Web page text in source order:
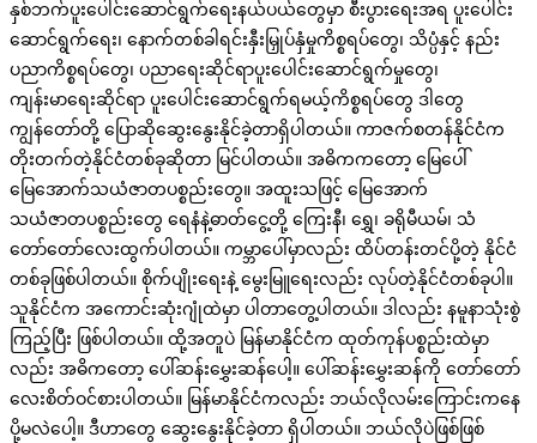
နှစ်ဘက်ပူးပေါင်းဆောင်ရွက်ရေးနယ်ပယ်တွေမှာ စီးပွားရေးအရ ပူးပေါင်း
ဆောင်ရွက်ရေး၊ နောက်တစ်ခါရင်းနှီးမြှုပ်နှံမှုကိစ္စရပ်တွေ၊ သိပ္ပံနှင့် နည်း
ပညာကိစ္စရပ်တွေ၊ ပညာရေးဆိုင်ရာပူးပေါင်းဆောင်ရွက်မှုတွေ၊
ကျန်းမာရေးဆိုင်ရာ ပူးပေါင်းဆောင်ရွက်ရမယ့်ကိစ္စရပ်တွေ ဒါတွေ
ကျွန်တော်တို့ ပြောဆိုဆွေးနွေးနိုင်ခဲ့တာရှိပါတယ်။ ကာဇက်စတန်နိုင်ငံက
တိုးတက်တဲ့နိုင်ငံတစ်ခုဆိုတာ မြင်ပါတယ်။ အဓိကကတော့ မြေပေါ်
မြေအောက်သယံဇာတပစ္စည်းတွေ။ အထူးသဖြင့် မြေအောက်
သယံဇာတပစ္စည်းတွေ ရေနံနဲ့ဓာတ်ငွေ့တို့ ကြေးနီ၊ ရွှေ၊ ခရိုမီယမ်၊ သံ
တော်တော်လေးထွက်ပါတယ်။ ကမ္ဘာပေါ်မှာလည်း ထိပ်တန်းတင်ပို့တဲ့ နိုင်ငံ
တစ်ခုဖြစ်ပါတယ်။ စိုက်ပျိုးရေးနဲ့ မွေးမြူရေးလည်း လုပ်တဲ့နိုင်ငံတစ်ခုပါ။
သူနိုင်ငံက အကောင်းဆုံးဂျုံထဲမှာ ပါတာတွေ့ပါတယ်။ ဒါလည်း နမူနာသုံးစွဲ
ကြည့်ပြီး ဖြစ်ပါတယ်။ ထို့အတူပဲ မြန်မာနိုင်ငံက ထုတ်ကုန်ပစ္စည်းထဲမှာ
လည်း အဓိကတော့ ပေါ်ဆန်းမွှေးဆန်ပေါ့။ ပေါ်ဆန်းမွှေးဆန်ကို တော်တော်
လေးစိတ်ဝင်စားပါတယ်။ မြန်မာနိုင်ငံကလည်း ဘယ်လိုလမ်းကြောင်းကနေ
ပို့မလဲပေါ့။ ဒီဟာတွေ ဆွေးနွေးနိုင်ခဲ့တာ ရှိပါတယ်။ ဘယ်လိုပဲဖြစ်ဖြစ်